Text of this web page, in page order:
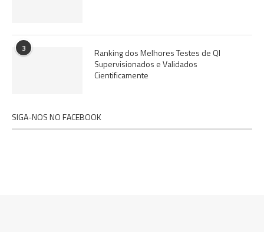
3
Ranking dos Melhores Testes de QI
Supervisionados e Validados
Cientificamente
SIGA-NOS NO FACEBOOK